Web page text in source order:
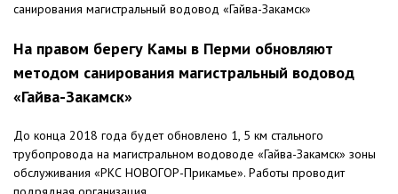
На правом берегу Камы в Перми обновляют
методом санирования магистральный водовод
«Гайва-Закамск»
До конца 2018 года будет обновлено 1, 5 км стального
трубопровода на магистральном водоводе «Гайва-Закамск» зоны
обслуживания «РКС НОВОГОР-Прикамье». Работы проводит